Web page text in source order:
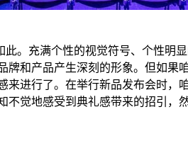
充满个性的视觉符号、个性明显
牌和产品产生深刻的形象。但如果
来进行了。在举行新品发布会时，
不觉地感受到典礼感带来的招引，